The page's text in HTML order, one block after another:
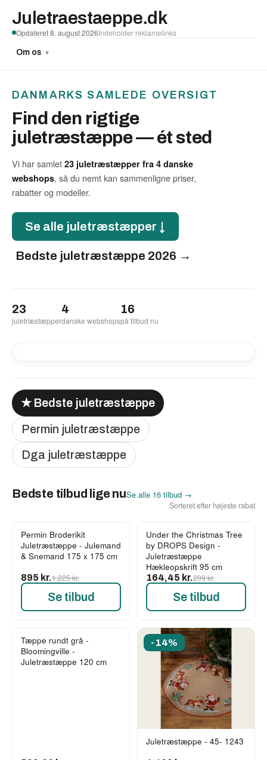
Juletraestaeppe.dk
Om os ▼
Opdateret 8. august 2026Indeholder reklamelinks
DANMARKS SAMLEDE OVERSIGT
Find den rigtige
juletræstæppe — ét sted
Vi har samlet 23 juletræstæpper fra 4 danske
webshops, så du nemt kan sammenligne priser,
rabatter og modeller.
Se alle juletræstæpper ↓
Bedste juletræstæppe 2026 →
23
juletræstæpper
4
danske webshops
16
på tilbud nu
-8% -8% -14%
★ Bedste juletræstæppe
Permin juletræstæppe
Dga juletræstæppe
Bedste tilbud lige nuSe alle 16 tilbud →
Sorteret efter højeste rabat
-27%
Permin Broderikit
Juletræstæppe - Julemand
& Snemand 175 x 175 cm
895 kr.1.225 kr.
Se tilbud
-21%
Under the Christmas Tree
by DROPS Design -
Juletræstæppe
Hækleopskrift 95 cm
164,45 kr.209 kr.
Se tilbud
-20%
Tæppe rundt grå -
Bloomingville -
Juletræstæppe 120 cm
-14%
Juletræstæppe - 45- 1243